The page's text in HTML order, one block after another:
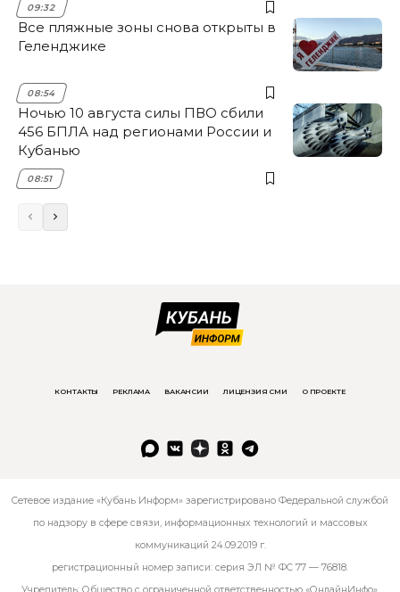
09:32
Все пляжные зоны снова открыты в
Геленджике
08:54
Ночью 10 августа силы ПВО сбили
456 БПЛА над регионами России и
Кубанью
08:51
КОНТАКТЫ РЕКЛАМА ВАКАНСИИ ЛИЦЕНЗИЯ СМИ О ПРОЕКТЕ
Сетевое издание «Кубань Информ» зарегистрировано Федеральной службой
по надзору в сфере связи, информационных технологий и массовых
коммуникаций 24.09.2019 г.
регистрационный номер записи: серия ЭЛ № ФС 77 — 76818.